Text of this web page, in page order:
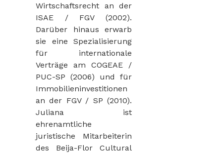
Wirtschaftsrecht an der
ISAE / FGV (2002).
Darüber hinaus erwarb
sie eine Spezialisierung
für internationale
Verträge am COGEAE /
PUC-SP (2006) und für
Immobilieninvestitionen
an der FGV / SP (2010).
Juliana ist
ehrenamtliche
juristische Mitarbeiterin
des Beija-Flor Cultural